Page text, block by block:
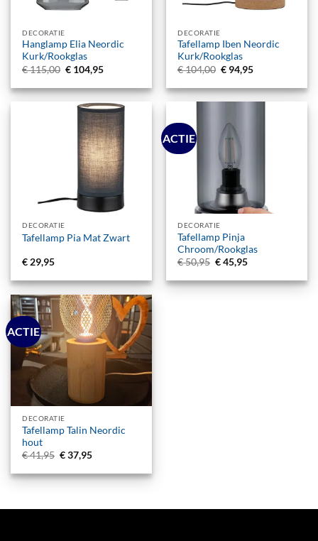
DECORATIE
Hanglamp Elia Neordic
Kurk/Rookglas
€115,00 Oorspronkelijke
was:
€ 115,00.
€ 104,95Huidige
is:
€ 104,95.
DECORATIE
Tafellamp Iben Neordic
Kurk/Rookglas
€104,00 Oorspronkelijke
prijs
was:
€ 104,00.
€ 94,95Huidige
is:
€ 94,95.
DECORATIE
Tafellamp Pia Mat Zwart
€29,95
ACTIE
DECORATIE
Tafellamp Pinja
Chroom/Rookglas
€50,95 Oorspronkelijke
prijs
was:
€ 50,95.
€45,95Huidige
is:
€ 45,95.
ACTIE
DECORATIE
Tafellamp Talin Neordic
hout
€41,95 Oorspronkelijke
prijs
was:
€ 41,95.
€37,95Huidige
is:
€ 37,95.